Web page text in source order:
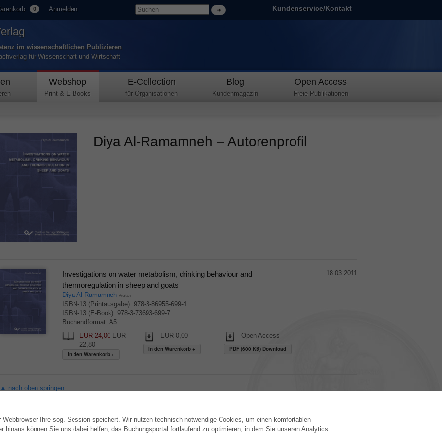
Ihre sog. Session speichert. Wir nutzen technisch notwendige Cookies, um einen komfortablen
hinaus können Sie uns dabei helfen, das Buchungsportal fortlaufend zu optimieren, in dem Sie unseren Analytics
0 Anmelden Kundenservice/Kontakt
im wissenschaftlichen Publizieren
für Wissenschaft und Wirtschaft
Webshop
Print & E-Books
E-Collection
für Organisationen
Blog
Kundenmagazin
Open Access
Freie Publikationen
Diya Al-Ramamneh – Autorenprofil
Investigations on water metabolism, drinking behaviour and
thermoregulation in sheep and goats
Diya Al-Ramamneh Autor
ISBN-13 (Printausgabe): 978-3-86955-699-4
ISBN-13 (E-Book): 978-3-73693-699-7
Buchendformat: A5
EUR 24,00EUR
22,80
EUR 0,00 Open Access
PDF (600 KB) Download
18.03.2011
▲ nach oben springen
WEBSHOP AUTOR WERDEN VERLAG